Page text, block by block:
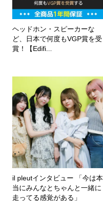
ヘッドホン・スピーカーな
ど、日本で何度もVGP賞を受
賞！【Edifi...
il pleutインタビュー 「今は本
当にみんなとちゃんと一緒に
走ってる感覚がある」